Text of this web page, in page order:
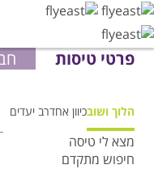
פרטי טיסות
הלוך ושובכיוון אחדרב יעדים
מצא לי טיסה
חיפוש מתקדם